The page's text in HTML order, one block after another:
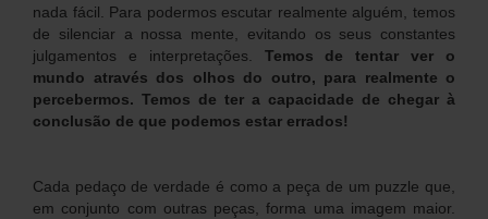
nada fácil. Para podermos escutar realmente alguém, temos
de silenciar a nossa mente, evitando os seus constantes
julgamentos e interpretações. Temos de tentar ver o
mundo através dos olhos do outro, para realmente o
percebermos. Temos de ter a capacidade de chegar à
conclusão de que podemos estar errados!
Cada pedaço de verdade é como a peça de um puzzle que,
em conjunto com outras peças, forma uma imagem maior.